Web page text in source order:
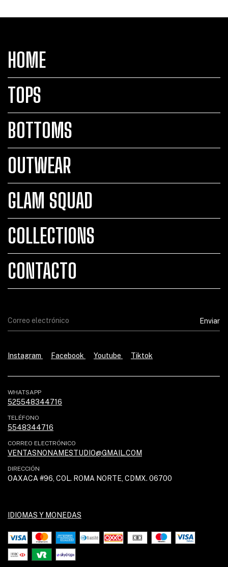
HOME
TOPS
BOTTOMS
OUTWEAR
GLAM SQUAD
COLLECTIONS
CONTACTO
Instagram Facebook Youtube Tiktok
WHATSAPP
525548344716
TELÉFONO
5548344716
CORREO ELECTRÓNICO
VENTASNONAMESTUDIO@GMAIL.COM
DIRECCIÓN
OAXACA #96, COL. ROMA NORTE, CDMX. 06700
IDIOMAS Y MONEDAS